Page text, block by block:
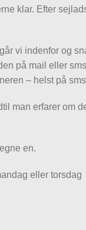
klar. Efter
vi indenfor og
på mail eller
– helst på
man erfarer om
en.
eller